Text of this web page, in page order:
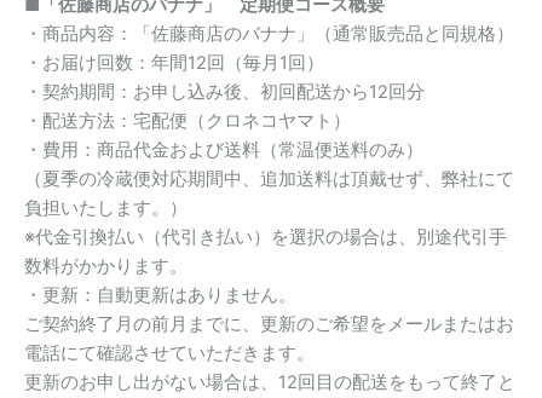
■「佐藤商店のバナナ」 定期便コース概要
・商品内容：「佐藤商店のバナナ」（通常販売品と同規格）
・お届け回数：年間12回（毎月1回）
・契約期間：お申し込み後、初回配送から12回分
・配送方法：宅配便（クロネコヤマト）
・費用：商品代金および送料（常温便送料のみ）
（夏季の冷蔵便対応期間中、追加送料は頂戴せず、弊社にて
負担いたします。）
※代金引換払い（代引き払い）を選択の場合は、別途代引手
数料がかかります。
・更新：自動更新はありません。
ご契約終了月の前月までに、更新のご希望をメールまたはお
電話にて確認させていただきます。
更新のお申し出がない場合は、12回目の配送をもって終了と